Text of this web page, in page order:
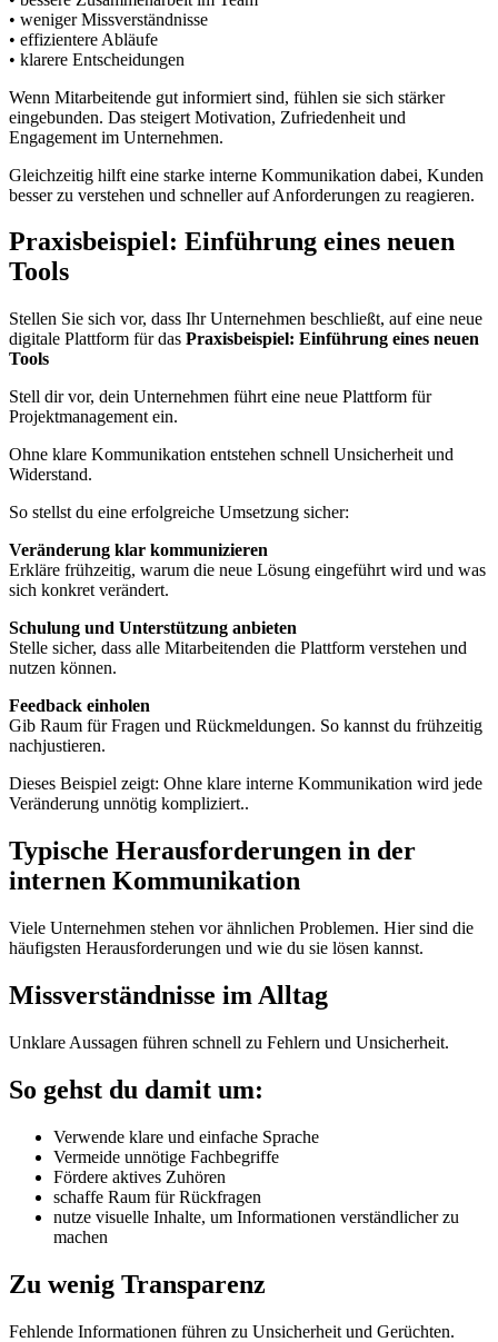
• weniger Missverständnisse
• effizientere Abläufe
• klarere Entscheidungen
Wenn Mitarbeitende gut informiert sind, fühlen sie sich stärker
eingebunden. Das steigert Motivation, Zufriedenheit und
Engagement im Unternehmen.
Gleichzeitig hilft eine starke interne Kommunikation dabei, Kunden
besser zu verstehen und schneller auf Anforderungen zu reagieren.
Praxisbeispiel: Einführung eines neuen
Tools
Stellen Sie sich vor, dass Ihr Unternehmen beschließt, auf eine neue
digitale Plattform für das Praxisbeispiel: Einführung eines neuen
Tools
Stell dir vor, dein Unternehmen führt eine neue Plattform für
Projektmanagement ein.
Ohne klare Kommunikation entstehen schnell Unsicherheit und
Widerstand.
So stellst du eine erfolgreiche Umsetzung sicher:
Veränderung klar kommunizieren
Erkläre frühzeitig, warum die neue Lösung eingeführt wird und was
sich konkret verändert.
Schulung und Unterstützung anbieten
Stelle sicher, dass alle Mitarbeitenden die Plattform verstehen und
nutzen können.
Feedback einholen
Gib Raum für Fragen und Rückmeldungen. So kannst du frühzeitig
nachjustieren.
Dieses Beispiel zeigt: Ohne klare interne Kommunikation wird jede
Veränderung unnötig kompliziert..
Typische Herausforderungen in der
internen Kommunikation
Viele Unternehmen stehen vor ähnlichen Problemen. Hier sind die
häufigsten Herausforderungen und wie du sie lösen kannst.
Missverständnisse im Alltag
Unklare Aussagen führen schnell zu Fehlern und Unsicherheit.
So gehst du damit um:
Verwende klare und einfache Sprache
Vermeide unnötige Fachbegriffe
Fördere aktives Zuhören
schaffe Raum für Rückfragen
nutze visuelle Inhalte, um Informationen verständlicher zu
machen
Zu wenig Transparenz
Fehlende Informationen führen zu Unsicherheit und Gerüchten.